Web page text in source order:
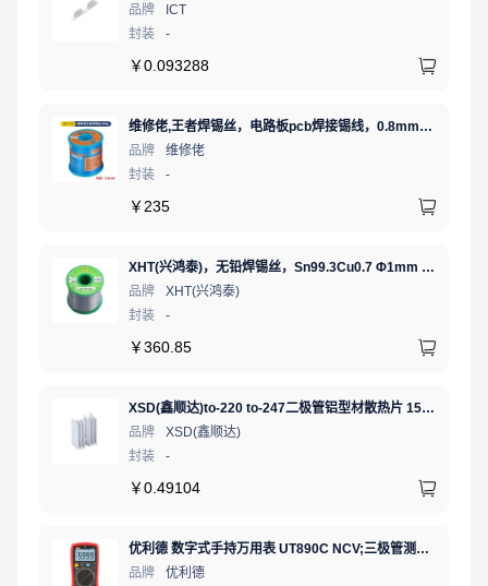
品牌
ICT
封装
-
￥0.093288
维修佬,王者焊锡丝，电路板pcb焊接锡线，0.8mm800g,1个
品牌
维修佬
封装
-
￥ 235
XHT(兴鸿泰)，无铅焊锡丝，Sn99.3Cu0.7 Φ1mm 750G，环保锡线， 免洗焊锡丝/锡线,1卷
品牌
XHT(兴鸿泰)
封装
-
￥360.85
XSD(鑫顺达)to-220 to-247二极管铝型材散热片 15.5*10.5*21 本色带针大功率电子散热器（可定制）
品牌
XSD(鑫顺达)
封装
-
￥0.49104
优利德 数字式手持万用表 UT890C NCV;三极管测试;二极管测试;火线辨别;真有效值;通断测试
品牌
优利德